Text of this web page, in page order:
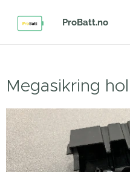
ProBatt.no
Megasikring